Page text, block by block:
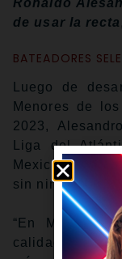
de usar la
BATEADORES
Luego de
Menores de
2023,
Liga del
Mexicana de
sin ninguna
“En México y
calidad de